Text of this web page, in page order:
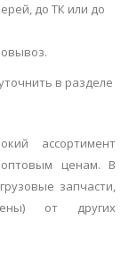
до ТК или до
в разделе
ассортимент
ценам. В
запчасти,
от других